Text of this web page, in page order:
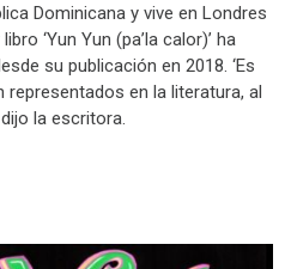
Dominicana y vive en Londres
‘Yun Yun (pa’la calor)’ ha
su publicación en 2018. ‘Es
en la literatura, al
la escritora.